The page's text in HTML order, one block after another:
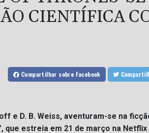
CIENTÍFICA
Compartilhar sobre Facebook
e D. B. Weiss, aventuram-se na
estreia em 21 de março na Netflix